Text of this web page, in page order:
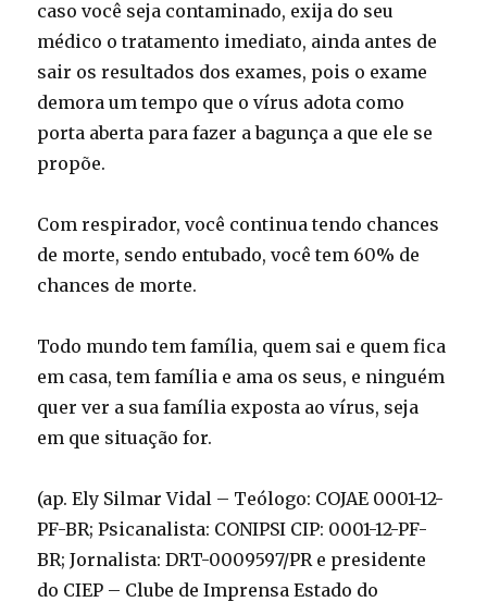
caso você seja contaminado, exija do seu
médico o tratamento imediato, ainda antes de
sair os resultados dos exames, pois o exame
demora um tempo que o vírus adota como
porta aberta para fazer a bagunça a que ele se
propõe.
Com respirador, você continua tendo chances
de morte, sendo entubado, você tem 60% de
chances de morte.
Todo mundo tem família, quem sai e quem fica
em casa, tem família e ama os seus, e ninguém
quer ver a sua família exposta ao vírus, seja
em que situação for.
(ap. Ely Silmar Vidal – Teólogo: COJAE 0001-12-
PF-BR; Psicanalista: CONIPSI CIP: 0001-12-PF-
BR; Jornalista: DRT-0009597/PR e presidente
do CIEP – Clube de Imprensa Estado do